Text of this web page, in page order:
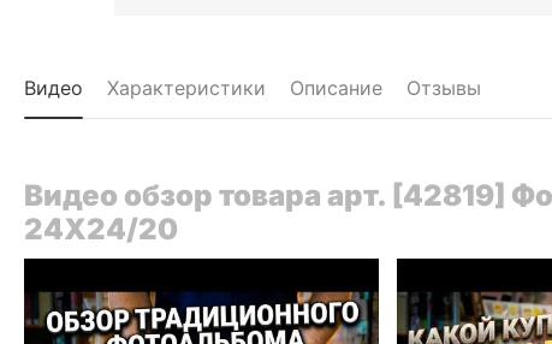
Видео Характеристики Описание Отзывы
Видео обзор товара арт. [42819]
24X24/20